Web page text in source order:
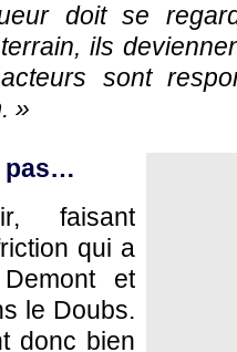
doit se
ils
sont
»
pas…
faisant
qui a
et
le Doubs.
donc bien